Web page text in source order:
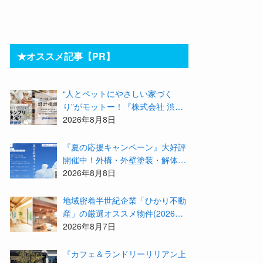
★オススメ記事【PR】
“人とペットにやさしい家づく
り”がモットー！『株式会社 渋
沢』の「モデル犬候補」が選出さ
会〜設計相談会〜』も開催するよ
2026年8月8日
『夏の応援キャンペーン』大好評
開催中！外構・外壁塗装・解体・
リフォームする職人を探すなら
2026年8月8日
地域密着半世紀企業「ひかり不動
産」の厳選オススメ物件(2026年8
月)をご紹介！参加費無料『”木の
受付中！
2026年8月7日
『カフェ＆ランドリーリリアン上